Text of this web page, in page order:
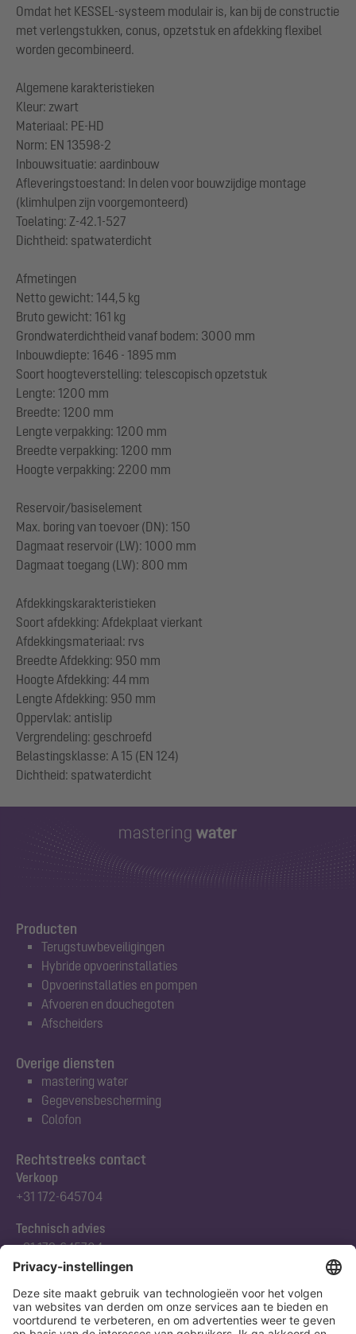
Omdat het KESSEL-systeem modulair is, kan bij de constructie
met verlengstukken, conus, opzetstuk en afdekking flexibel
worden gecombineerd.
Algemene karakteristieken
Kleur: zwart
Materiaal: PE-HD
Norm: EN 13598-2
Inbouwsituatie: aardinbouw
Afleveringstoestand: In delen voor bouwzijdige montage
(klimhulpen zijn voorgemonteerd)
Toelating: Z-42.1-527
Dichtheid: spatwaterdicht
Afmetingen
Netto gewicht: 144,5 kg
Bruto gewicht: 161 kg
Grondwaterdichtheid vanaf bodem: 3000 mm
Inbouwdiepte: 1646 - 1895 mm
Soort hoogteverstelling: telescopisch opzetstuk
Lengte: 1200 mm
Breedte: 1200 mm
Lengte verpakking: 1200 mm
Breedte verpakking: 1200 mm
Hoogte verpakking: 2200 mm
Reservoir/basiselement
Max. boring van toevoer (DN): 150
Dagmaat reservoir (LW): 1000 mm
Dagmaat toegang (LW): 800 mm
Afdekkingskarakteristieken
Soort afdekking: Afdekplaat vierkant
Afdekkingsmateriaal: rvs
Breedte Afdekking: 950 mm
Hoogte Afdekking: 44 mm
Lengte Afdekking: 950 mm
Oppervlak: antislip
Vergrendeling: geschroefd
Belastingsklasse: A 15 (EN 124)
Producten
Terugstuwbeveiligingen
Hybride opvoerinstallaties
Opvoerinstallaties en pompen
Afvoeren en douchegoten
Afscheiders
Rechtstreeks contact
Verkoop
+31 172-645704
Technisch advies
+31 172-645704
Abonneert u zich op onze nieuwsbrief
Nu aanmelden
Overige diensten
mastering water
Gegevensbescherming
Colofon